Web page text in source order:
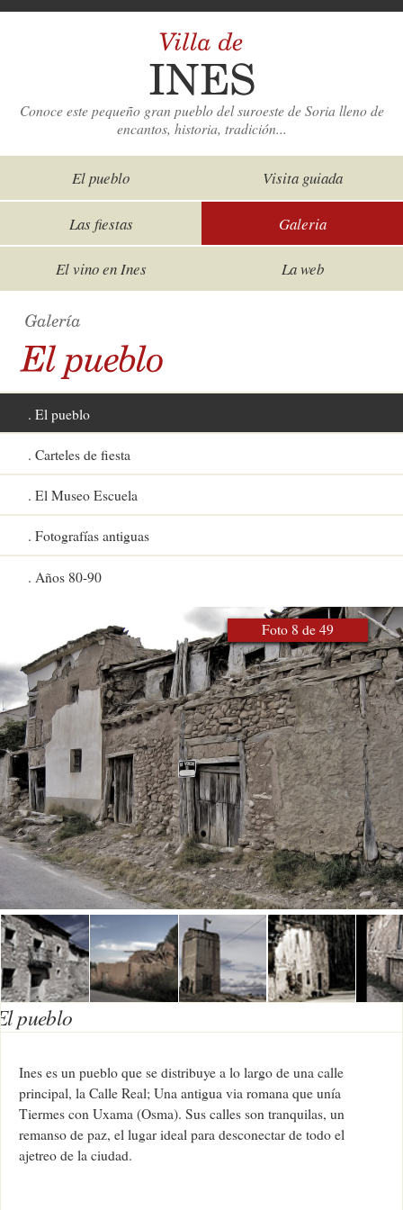
Conoce este pequeño gran pueblo del suroeste de Soria lleno de
encantos, historia, tradición...
El pueblo Visita guiada
Las fiestas Galeria
El vino en Ines La web
El pueblo
Carteles de fiesta
El Museo Escuela
Fotografías antiguas
Años 80-90
Foto 8 de 49
pueblo
Ines es un pueblo que se distribuye a lo largo de una calle
principal, la Calle Real; Una antigua via romana que unía
Tiermes con Uxama (Osma). Sus calles son tranquilas, un
remanso de paz, el lugar ideal para desconectar de todo el
ajetreo de la ciudad.